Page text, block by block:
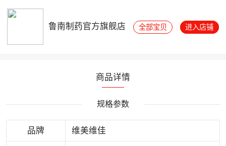
鲁南制药官方旗舰店 全部宝贝 进入店铺
商品详情
规格参数
品牌 维美维佳